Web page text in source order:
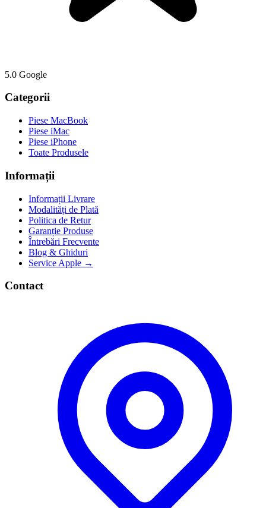
5.0 Google
Categorii
Piese MacBook
Piese iMac
Piese iPhone
Toate Produsele
Informații
Informații Livrare
Modalități de Plată
Politica de Retur
Garanție Produse
Întrebări Frecvente
Blog & Ghiduri
Service Apple →
Contact